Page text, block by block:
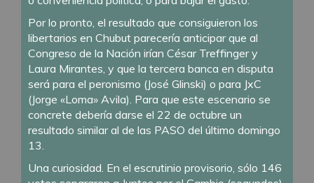
Por lo pronto, el resultado que consiguieron los
libertarios en Chubut parecería anticipar que al
Congreso de la Nación irían César Treffinger y
Laura Mirantes, y que la tercera banca en disputa
será para el peronismo (José Glinski) o para JxC
(Jorge «Loma» Avila). Para que este escenario se
concrete debería darse el 22 de octubre un
resultado similar al de las PASO del último domingo
13.
Una curiosidad. En el escrutinio provisorio, sólo 146